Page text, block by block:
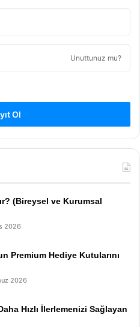
Unuttunuz mu?
Ol
(Bireysel ve Kurumsal
2026
Premium Hediye Kutularını
2026
Hızlı İlerlemenizi Sağlayan